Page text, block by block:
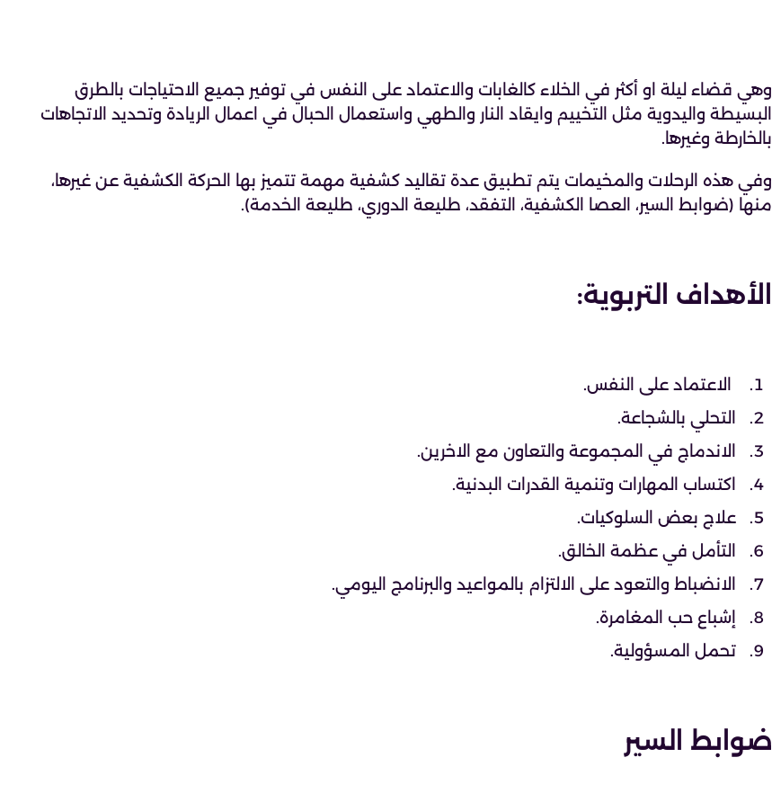
وهي قضاء ليلة او أكثر في الخلاء كالغابات والاعتماد على النفس في توفير جميع الاحتياجات بالطرق
البسيطة واليدوية مثل التخييم وايقاد النار والطهي واستعمال الحبال في اعمال الريادة وتحديد الاتجاهات
بالخارطة وغيرها.
وفي هذه الرحلات والمخيمات يتم تطبيق عدة تقاليد كشفية مهمة تتميز بها الحركة الكشفية عن غيرها،
منها (ضوابط السير، العصا الكشفية، التفقد، طليعة الدوري، طليعة الخدمة).
الأهداف التربوية:
الاعتماد على النفس.
التحلي بالشجاعة.
الاندماج في المجموعة والتعاون مع الاخرين.
اكتساب المهارات وتنمية القدرات البدنية.
علاج بعض السلوكيات.
التأمل في عظمة الخالق.
الانضباط والتعود على الالتزام بالمواعيد والبرنامج اليومي.
إشباع حب المغامرة.
تحمل المسؤولية.
ضوابط السير